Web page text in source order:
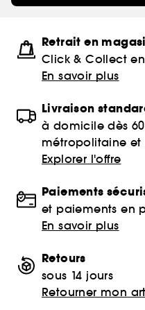
Retrait en
Click & Collect
En savoir plus
Livraison
à domicile dès
métropolitaine
Explorer l'offre
Paiements
et paiements en
En savoir plus
Retours
sous 14 jours
Retourner mon